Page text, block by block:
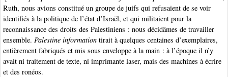
Ruth, nous avions constitué un groupe de juifs qui refusaient de se voir
identifiés à la politique de l’état d’Israël, et qui militaient pour la
reconnaissance des droits des Palestiniens : nous décidâmes de travailler
ensemble. Palestine information tirait à quelques centaines d’exemplaires,
entièrement fabriqués et mis sous enveloppe à la main : à l’époque il n’y
avait ni traitement de texte, ni imprimante laser, mais des machines à écrire
et des ronéos.